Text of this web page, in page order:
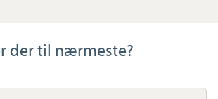
der til nærmeste?